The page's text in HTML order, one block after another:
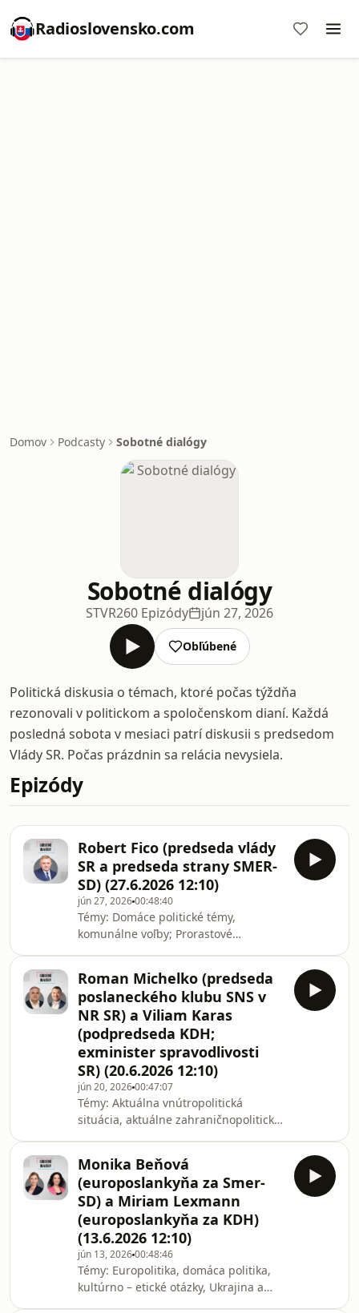
Radioslovensko.com
Domov Podcasty Sobotné dialógy
Sobotné dialógy
STVR260 Epizódy jún 27, 2026
Obľúbené
Politická diskusia o témach, ktoré počas týždňa
rezonovali v politickom a spoločenskom dianí. Každá
posledná sobota v mesiaci patrí diskusii s predsedom
Vlády SR. Počas prázdnin sa relácia nevysiela.
Epizódy
Robert Fico (predseda vlády
SR a predseda strany SMER-
SD) (27.6.2026 12:10)
jún 27, 202600:48:40
Témy: Domáce politické témy,
komunálne voľby; Prorastové
Česko. | Hosť: Robert Fico (predseda
vlády SR a predseda strany Smer-SD).
| Moderuje: Matej Baránek. |
Diskusiu Sobotné dialógy pripravuje
Slovenský rozhlas, Rádio Slovensko,
SRo1. Reláciu vysielame každú sobotu
po 12:10.
Roman Michelko (predseda
poslaneckého klubu SNS v
NR SR) a Viliam Karas
(podpredseda KDH;
exminister spravodlivosti
SR) (20.6.2026 12:10)
jún 20, 202600:47:07
Témy: Aktuálna vnútropolitická
situácia, aktuálne zahraničnopolitické
Michelko (predseda poslaneckého
klubu SNS v NR SR) a Viliam Karas
(podpredseda KDH; exminister
spravodlivosti SR). | Moderuje: Matej
Baránek. | Diskusiu Sobotné dialógy
pripravuje Slovenský rozhlas, Rádio
Slovensko, SRo1. Reláciu vysielame
každú sobotu po 12:10
Monika Beňová
(europoslankyňa za Smer-
SD) a Miriam Lexmann
(europoslankyňa za KDH)
(13.6.2026 12:10)
jún 13, 202600:48:46
Témy: Europolitika, domáca politika,
kultúrno – etické otázky, Ukrajina a